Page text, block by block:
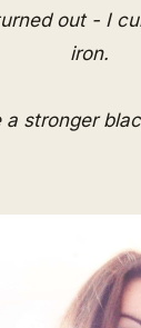
out - I
iron.
a stronger